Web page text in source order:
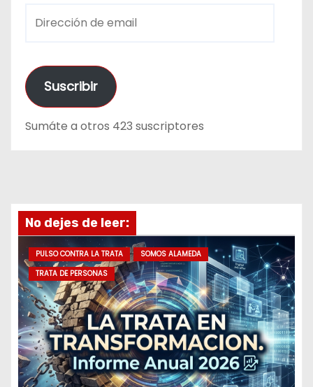
e
c
i
e
e
m
a
i
Suscribir
Sumáte a otros 423 suscriptores
No dejes de leer:
PULSO CONTRA LA TRATA
SOMOS ALAMEDA
TRATA DE PERSONAS